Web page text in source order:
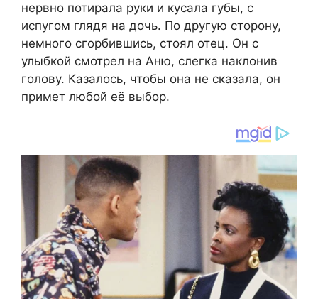
нервно потирала руки и кусала губы, с
испугом глядя на дочь. По другую сторону,
немного сгорбившись, стоял отец. Он с
улыбкой смотрел на Аню, слегка наклонив
голову. Казалось, чтобы она не сказала, он
примет любой её выбор.